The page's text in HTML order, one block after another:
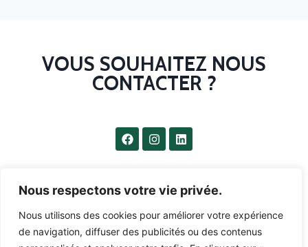
Nous respectons votre vie privée.
Nous utilisons des cookies pour améliorer votre expérience
de navigation, diffuser des publicités ou des contenus
VOUS SOUHAITEZ NOUS
CONTACTER ?
07 68 69 67 37
18 rue Philippe le bon 21850 Saint Apollinaire